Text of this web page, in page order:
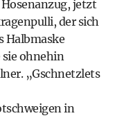
jetzt
der sich
Halbmaske
sie ohnehin
„Gschnetzlets
in